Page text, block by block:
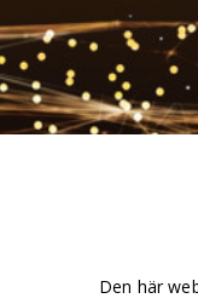
Den här